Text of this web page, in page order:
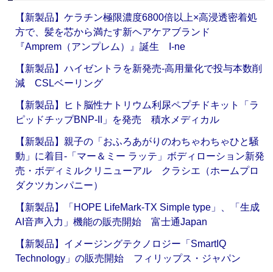
【新製品】ケラチン極限濃度6800倍以上×高浸透密着処
方で、髪を芯から満たす新ヘアケアブランド
『Amprem（アンプレム）』誕生 I-ne
【新製品】ハイゼントラを新発売‐高用量化で投与本数削
減 CSLベーリング
【新製品】ヒト脳性ナトリウム利尿ペプチドキット「ラ
ピッドチップBNP-II」を発売 積水メディカル
【新製品】親子の「おふろあがりのわちゃわちゃひと騒
動」に着目‐「マー＆ミー ラッテ」ボディローション新発
売・ボディミルクリニューアル クラシエ（ホームプロ
ダクツカンパニー）
【新製品】「HOPE LifeMark-TX Simple type」、「生成
AI音声入力」機能の販売開始 富士通Japan
【新製品】イメージングテクノロジー「SmartIQ
Technology」の販売開始 フィリップス・ジャパン